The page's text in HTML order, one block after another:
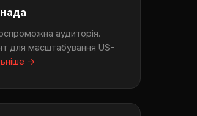
аудиторія.
для масштабування US-
→